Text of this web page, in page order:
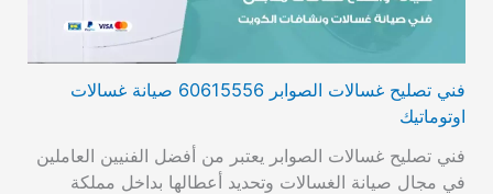
فني تصليح غسالات الصوابر 60615556 صيانة غسالات
اوتوماتيك
فني تصليح غسالات الصوابر يعتبر من أفضل الفنيين العاملين
في مجال صيانة الغسالات وتحديد أعطالها بداخل مملكة